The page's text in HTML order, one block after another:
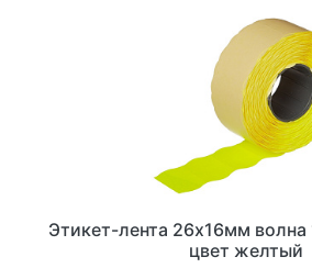
Этикет-лента 26х16мм
цвет желтый